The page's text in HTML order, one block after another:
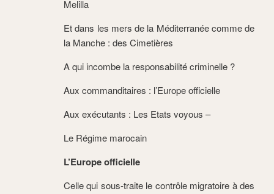
Melilla
Et dans les mers de la Méditerranée comme de
la Manche : des Cimetières
A qui incombe la responsabilité criminelle ?
Aux commanditaires : l’Europe officielle
Aux exécutants : Les Etats voyous –
Le Régime marocain
L’Europe officielle
Celle qui sous-traite le contrôle migratoire à des